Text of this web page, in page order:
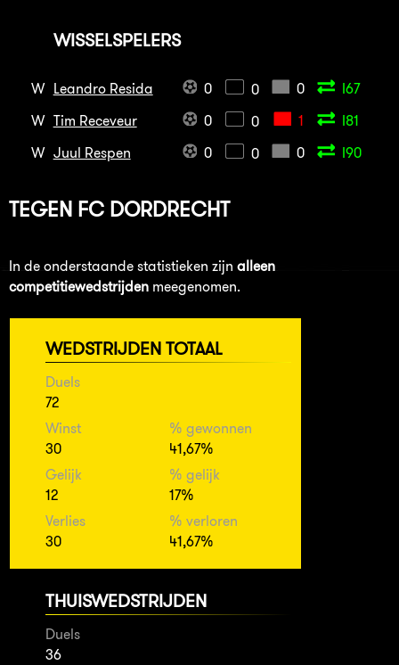
WISSELSPELERS
W Leandro Resida 0 0 0
I67
W Tim Receveur 0 0 1
I81
W Juul Respen 0 0 0 I90
TEGEN FC DORDRECHT
In de onderstaande statistieken zijn alleen
competitiewedstrijden meegenomen.
WEDSTRIJDEN TOTAAL
Duels
72
Winst
30
% gewonnen
41,67%
Gelijk
12
% gelijk
17%
Verlies
30
% verloren
41,67%
THUISWEDSTRIJDEN
Duels
36